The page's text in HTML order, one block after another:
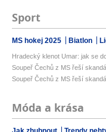
Sport
MS hokej 2025 Biatlon
Hradecký klenot Umar: jak se
Soupeř Čechů z MS řeší
Soupeř Čechů z MS řeší
Móda a krása